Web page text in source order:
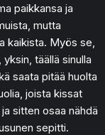
paikkansa ja
mutta
kaikista. Myös se,
täällä sinulla
saata pitää huolta
joista kissat
sitten osaa nähdä
sepitti.